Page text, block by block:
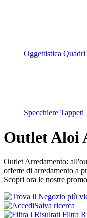
Oggettistica Quadri
Specchiere Tappeti
Outlet Aloi
Outlet Arredamento:
offerte di arredamento a
Scopri ora le nostre
Salva ricerca
Filtra